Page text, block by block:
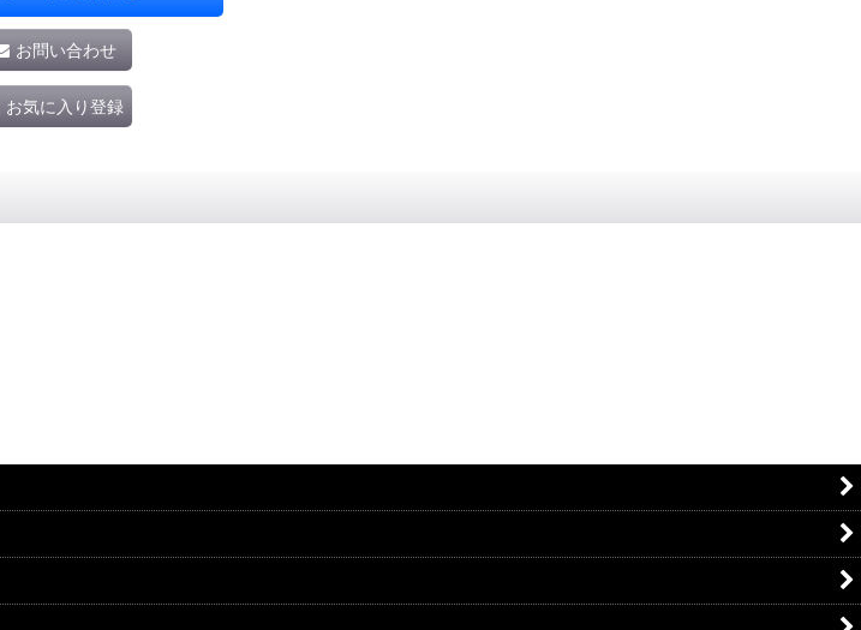
お問い合わせ
お気に入り登録